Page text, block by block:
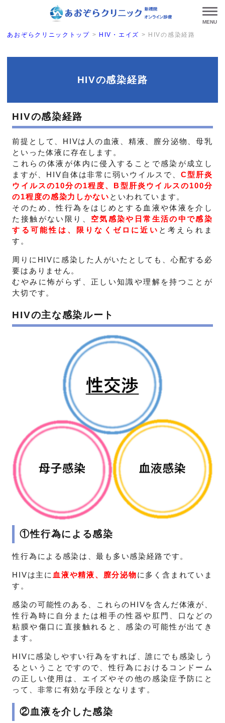
MENU
あおぞらクリニックトップ > HIV・エイズ > HIVの感染経路
HIVの感染経路
HIVの感染経路
前提として、HIVは人の血液、精液、膣分泌物、母乳
といった体液に存在します。
これらの体液が体内に侵入することで感染が成立し
ますが、HIV自体は非常に弱いウイルスで、 C型肝炎
ウイルスの10分の1程度、B型肝炎ウイルスの100分
の1程度の感染力しかない といわれています。
そのため、性行為をはじめとする血液や体液を介し
た接触がない限り、 空気感染や日常生活の中で感染
する可能性は、限りなくゼロに近い と考えられま
す。
周りにHIVに感染した人がいたとしても、心配する必
要はありません。
むやみに怖がらず、正しい知識や理解を持つことが
大切です。
HIVの主な感染ルート
①性行為による感染
性行為による感染は、最も多い感染経路です。
HIVは主に 血液や精液、膣分泌物に多く含まれていま
す。
感染の可能性のある、これらのHIVを含んだ体液が、
性行為時に自分または相手の性器や肛門、口などの
粘膜や傷口に直接触れると、感染の可能性が出てき
ます。
HIVに感染しやすい行為をすれば、誰にでも感染しう
るということですので、性行為におけるコンドーム
の正しい使用は、エイズやその他の感染症予防にと
って、非常に有効な手段となります。
②血液を介した感染